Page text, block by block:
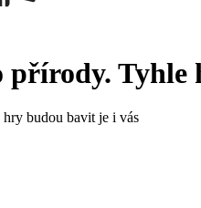
přírody.
budou bavit je i vás